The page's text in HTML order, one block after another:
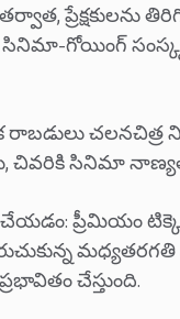
ప్రేక్షకులను
గోయింగ్
చలనచిత్ర
చివరికి సినిమా
చేయడం: ప్రీమియం
మధ్యతరగతి
చేస్తుంది.